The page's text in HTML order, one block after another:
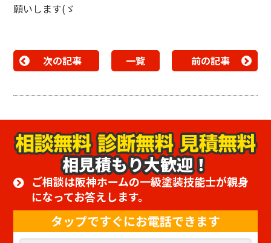
願いします(ゞ
次の記事 一覧 前の記事
相見積もり大歓迎！
ご相談は阪神ホームの一級塗装技能士が親身
になってお答えします。
タップですぐにお電話できます